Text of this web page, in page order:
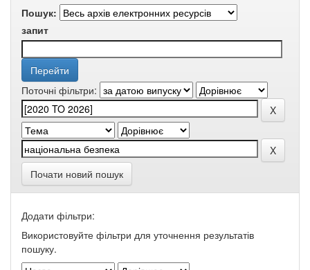
Пошук:
запит
Поточні фільтри:
Почати новий пошук
Додати фільтри:
Використовуйте фільтри для уточнення результатів
пошуку.